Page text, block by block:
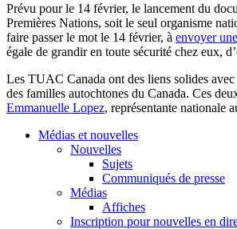
Prévu pour le 14 février, le lancement du
Premières Nations, soit le seul organisme
faire passer le mot le 14 février, à envoyer une
égale de grandiren toute sécurité chez eux,
Les TUAC Canada ont des liens solides avec
des familles autochtones du Canada. Ces
Emmanuelle Lopez, représentante nationale
Médias et nouvelles
Nouvelles
Sujets
Communiqués de presse
Médias
Affiches
Inscription pour nouvelles en